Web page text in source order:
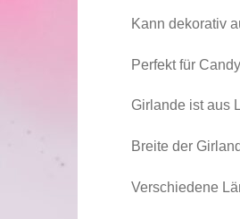
Kann dekorativ
Perfekt für
Girlande ist aus
Breite der
Verschiedene